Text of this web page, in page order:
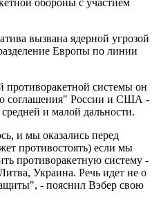
вызвана ядерной угрозой
Европы по линии
противоракетной системы он
соглашения" России и США -
и малой дальности.
и мы оказались перед
противостоять) если мы
противоракетную систему -
Украина. Речь идет не о
- пояснил Вэбер свою